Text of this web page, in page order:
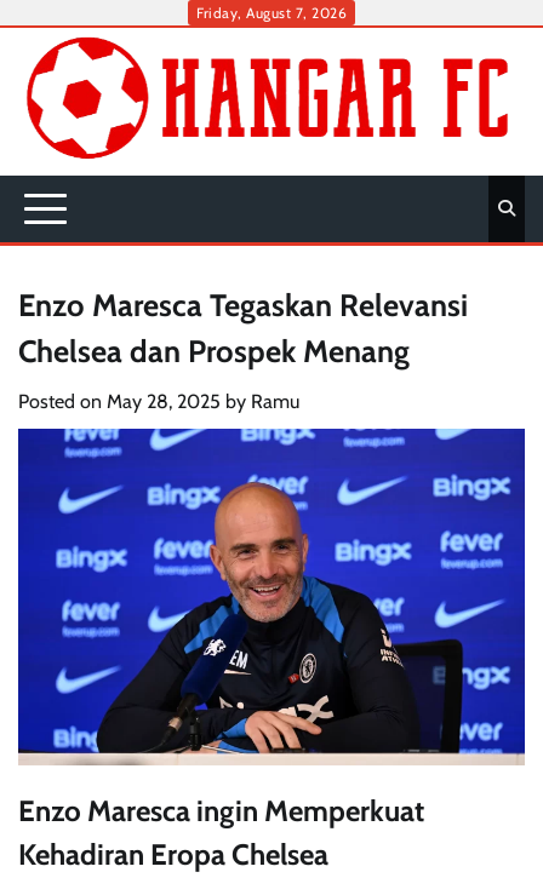
content
Friday, August 7, 2026
Enzo Maresca Tegaskan Relevansi
Chelsea dan Prospek Menang
Posted on May 28, 2025 by Ramu
Enzo Maresca ingin Memperkuat
Kehadiran Eropa Chelsea